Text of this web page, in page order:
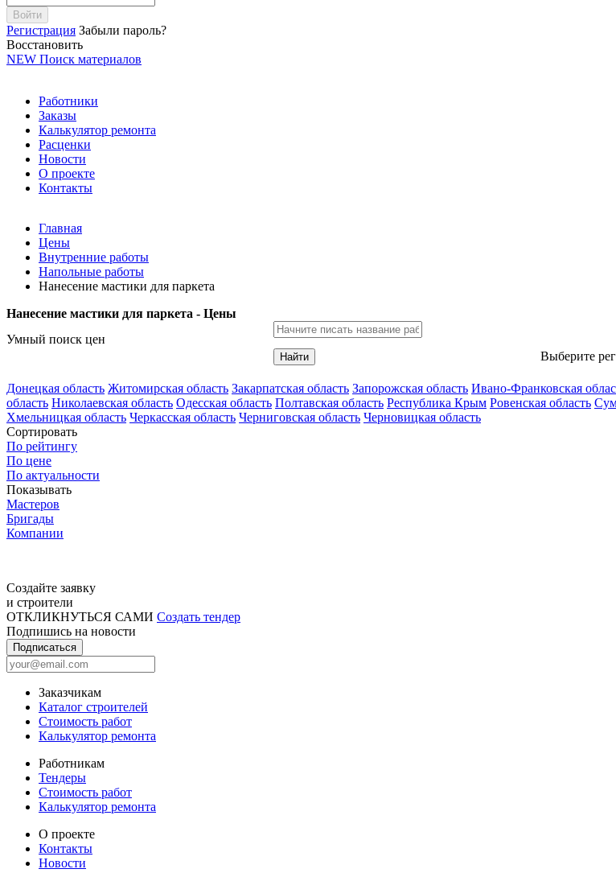
Войти
Регистрация Забыли пароль?
Восстановить
NEW Поиск материалов
Работники
Заказы
Калькулятор ремонта
Расценки
Новости
О проекте
Контакты
Главная
Цены
Внутренние работы
Напольные работы
Нанесение мастики для паркета
Нанесение мастики для паркета - Цены
Умный поиск цен
Найти Выберите
Донецкая область Житомирская область Закарпатская область Запорожская область Ивано-Франковская
область Николаевская область Одесская область Полтавская область Республика Крым Ровенская область
Хмельницкая область Черкасская область Черниговская область Черновицкая область
Сортировать
По рейтингу
По цене
По актуальности
Показывать
Мастеров
Бригады
Компании
Создайте заявку
и строители
ОТКЛИКНУТЬСЯ САМИ Создать тендер
Подпишись на новости
Подписаться
Заказчикам
Каталог строителей
Стоимость работ
Калькулятор ремонта
Работникам
Тендеры
Стоимость работ
Калькулятор ремонта
О проекте
Контакты
Новости